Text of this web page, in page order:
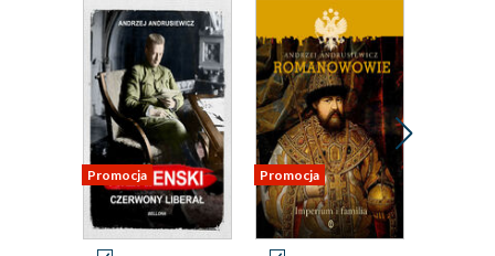
Promocja Promocja